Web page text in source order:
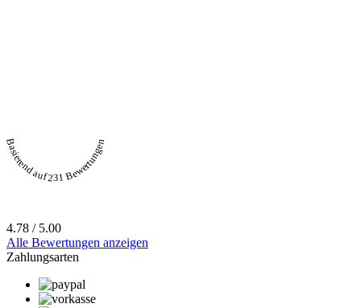
Basierend auf 231 Bewertungen
4.78 / 5.00
Alle Bewertungen anzeigen
Zahlungsarten